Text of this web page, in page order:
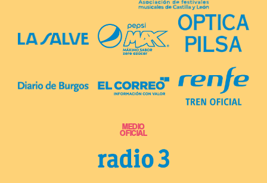
MEDIO
OFICIAL